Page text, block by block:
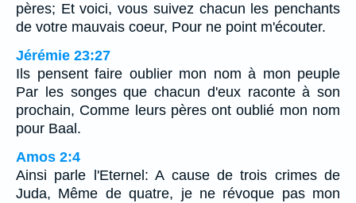
pères; Et voici, vous suivez chacun les penchants
de votre mauvais coeur, Pour ne point m'écouter.
Jérémie 23:27
Ils pensent faire oublier mon nom à mon peuple
Par les songes que chacun d'eux raconte à son
prochain, Comme leurs pères ont oublié mon nom
pour Baal.
Amos 2:4
Ainsi parle l'Eternel: A cause de trois crimes de
Juda, Même de quatre, je ne révoque pas mon